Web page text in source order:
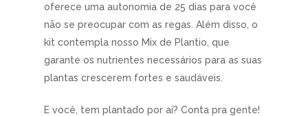
oferece uma autonomia de 25 dias para você
não se preocupar com as regas. Além disso, o
kit contempla nosso Mix de Plantio, que
garante os nutrientes necessários para as suas
plantas crescerem fortes e saudáveis.
E você, tem plantado por aí? Conta pra gente!